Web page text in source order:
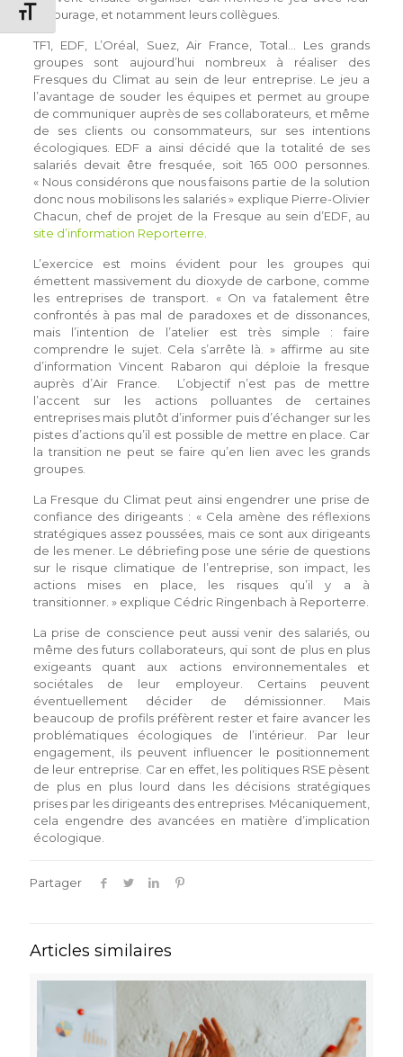
Changer la taille de la police
entourage, et notamment leurs collègues.
TF1, EDF, L’Oréal, Suez, Air France, Total… Les grands
groupes sont aujourd’hui nombreux à réaliser des
Fresques du Climat au sein de leur entreprise. Le jeu a
l’avantage de souder les équipes et permet au groupe
de communiquer auprès de ses collaborateurs, et même
de ses clients ou consommateurs, sur ses intentions
écologiques. EDF a ainsi décidé que la totalité de ses
salariés devait être fresquée, soit 165 000 personnes.
« Nous considérons que nous faisons partie de la solution
donc nous mobilisons les salariés » explique Pierre-Olivier
Chacun, chef de projet de la Fresque au sein d’EDF, au
site d’information Reporterre.
L’exercice est moins évident pour les groupes qui
émettent massivement du dioxyde de carbone, comme
les entreprises de transport. « On va fatalement être
confrontés à pas mal de paradoxes et de dissonances,
mais l’intention de l’atelier est très simple : faire
comprendre le sujet. Cela s’arrête là. » affirme au site
d’information Vincent Rabaron qui déploie la fresque
auprès d’Air France. L’objectif n’est pas de mettre
l’accent sur les actions polluantes de certaines
entreprises mais plutôt d’informer puis d’échanger sur les
pistes d’actions qu’il est possible de mettre en place. Car
la transition ne peut se faire qu’en lien avec les grands
groupes.
La Fresque du Climat peut ainsi engendrer une prise de
confiance des dirigeants : « Cela amène des réflexions
stratégiques assez poussées, mais ce sont aux dirigeants
de les mener. Le débriefing pose une série de questions
sur le risque climatique de l’entreprise, son impact, les
actions mises en place, les risques qu’il y a à
transitionner. » explique Cédric Ringenbach à Reporterre.
La prise de conscience peut aussi venir des salariés, ou
même des futurs collaborateurs, qui sont de plus en plus
exigeants quant aux actions environnementales et
sociétales de leur employeur. Certains peuvent
éventuellement décider de démissionner. Mais
beaucoup de profils préfèrent rester et faire avancer les
problématiques écologiques de l’intérieur. Par leur
engagement, ils peuvent influencer le positionnement
de leur entreprise. Car en effet, les politiques RSE pèsent
de plus en plus lourd dans les décisions stratégiques
prises par les dirigeants des entreprises. Mécaniquement,
cela engendre des avancées en matière d’implication
écologique.
Partager
Articles similaires